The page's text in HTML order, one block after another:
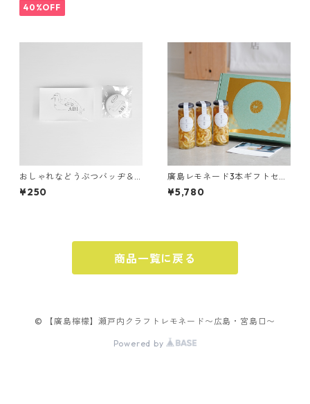
40%OFF
おしゃれなどうぶつバッヂ＆
シール 選べる4種
¥250
廣島レモネード3本ギフトセッ
ト
¥5,780
商品一覧に戻る
© 【廣島檸檬】瀬戸内クラフトレモネード〜広島・宮島口〜
Powered by